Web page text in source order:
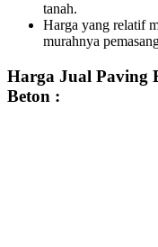
tanah.
Harga yang relatif
murahnya
Harga Jual Paving
Beton :